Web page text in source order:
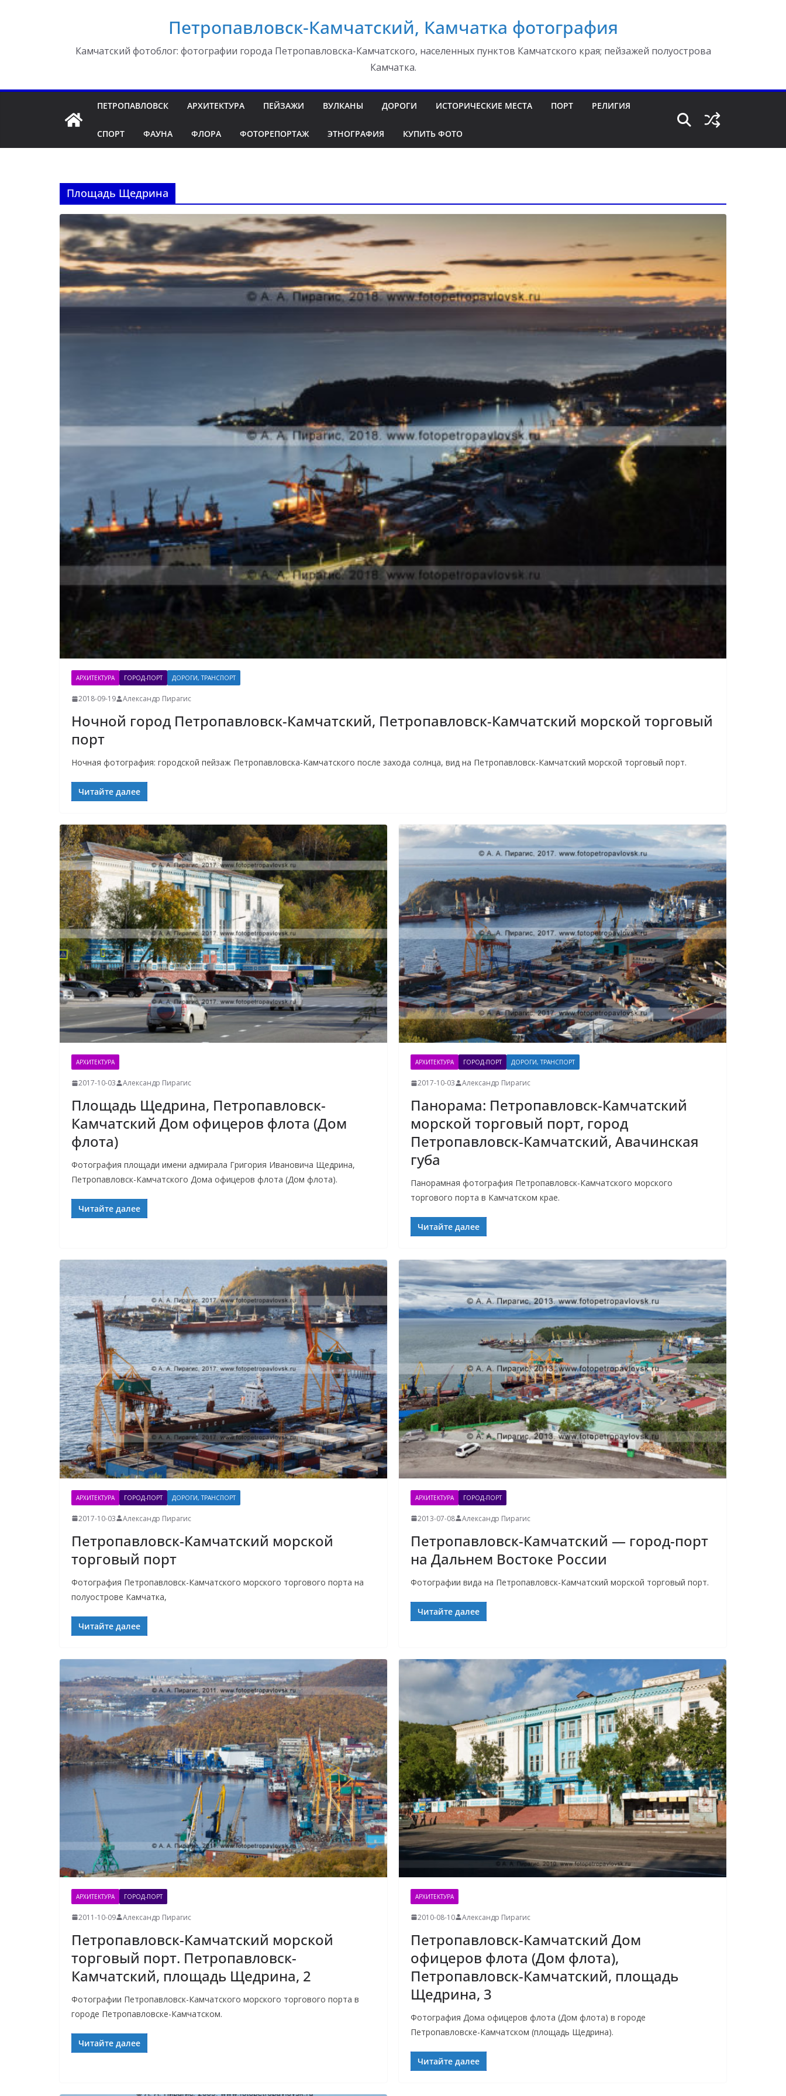
Петропавловск-Камчатский, Камчатка фотография
Камчатский фотоблог: фотографии города Петропавловска-Камчатского, населенных пунктов Камчатского края; пейзажей полуострова
Камчатка.
ПЕТРОПАВЛОВСК АРХИТЕКТУРА ПЕЙЗАЖИ ВУЛКАНЫ ДОРОГИ ИСТОРИЧЕСКИЕ МЕСТА ПОРТ РЕЛИГИЯ
СПОРТ ФАУНА ФЛОРА ФОТОРЕПОРТАЖ ЭТНОГРАФИЯ КУПИТЬ ФОТО
Площадь Щедрина
АРХИТЕКТУРА ГОРОД-ПОРТ ДОРОГИ, ТРАНСПОРТ
2018-09-19 Александр Пирагис
Ночной город Петропавловск-Камчатский, Петропавловск-Камчатский морской торговый
порт
Ночная фотография: городской пейзаж Петропавловска-Камчатского после захода солнца, вид на Петропавловск-Камчатский морской торговый порт.
Читайте далее
АРХИТЕКТУРА
2017-10-03 Александр Пирагис
Площадь Щедрина, Петропавловск-
Камчатский Дом офицеров флота (Дом
флота)
Фотография площади имени адмирала Григория Ивановича Щедрина,
Петропавловск-Камчатского Дома офицеров флота (Дом флота).
Читайте далее
АРХИТЕКТУРА ГОРОД-ПОРТ ДОРОГИ, ТРАНСПОРТ
2017-10-03 Александр Пирагис
Панорама: Петропавловск-Камчатский
морской торговый порт, город
Петропавловск-Камчатский, Авачинская
губа
Панорамная фотография Петропавловск-Камчатского морского
торгового порта в Камчатском крае.
Читайте далее
АРХИТЕКТУРА ГОРОД-ПОРТ ДОРОГИ, ТРАНСПОРТ
2017-10-03 Александр Пирагис
Петропавловск-Камчатский морской
торговый порт
Фотография Петропавловск-Камчатского морского торгового порта на
полуострове Камчатка,
Читайте далее
АРХИТЕКТУРА ГОРОД-ПОРТ
2013-07-08 Александр Пирагис
Петропавловск-Камчатский — город-порт
на Дальнем Востоке России
Фотографии вида на Петропавловск-Камчатский морской торговый порт.
Читайте далее
АРХИТЕКТУРА ГОРОД-ПОРТ
2011-10-09 Александр Пирагис
Петропавловск-Камчатский морской
торговый порт. Петропавловск-
Камчатский, площадь Щедрина, 2
Фотографии Петропавловск-Камчатского морского торгового порта в
городе Петропавловске-Камчатском.
Читайте далее
АРХИТЕКТУРА
2010-08-10 Александр Пирагис
Петропавловск-Камчатский Дом
офицеров флота (Дом флота),
Петропавловск-Камчатский, площадь
Щедрина, 3
Фотография Дома офицеров флота (Дом флота) в городе
Петропавловске-Камчатском (площадь Щедрина).
Читайте далее